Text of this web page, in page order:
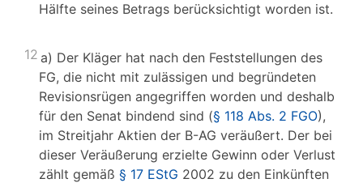
Hälfte seines Betrags berücksichtigt worden ist.
12 a) Der Kläger hat nach den Feststellungen des
FG, die nicht mit zulässigen und begründeten
Revisionsrügen angegriffen worden und deshalb
für den Senat bindend sind (§ 118 Abs. 2 FGO),
im Streitjahr Aktien der B-AG veräußert. Der bei
dieser Veräußerung erzielte Gewinn oder Verlust
zählt gemäß § 17 EStG 2002 zu den Einkünften